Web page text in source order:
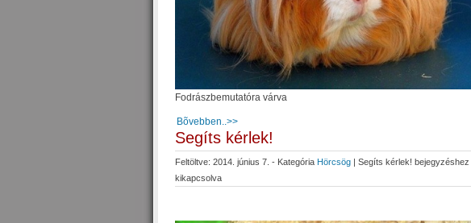
Fodrászbemutatóra várva
Bõvebben..>>
Segíts kérlek!
Feltöltve: 2014. június 7. - Kategória Hörcsög | Segíts kérlek! bejegyzéshez
kikapcsolva